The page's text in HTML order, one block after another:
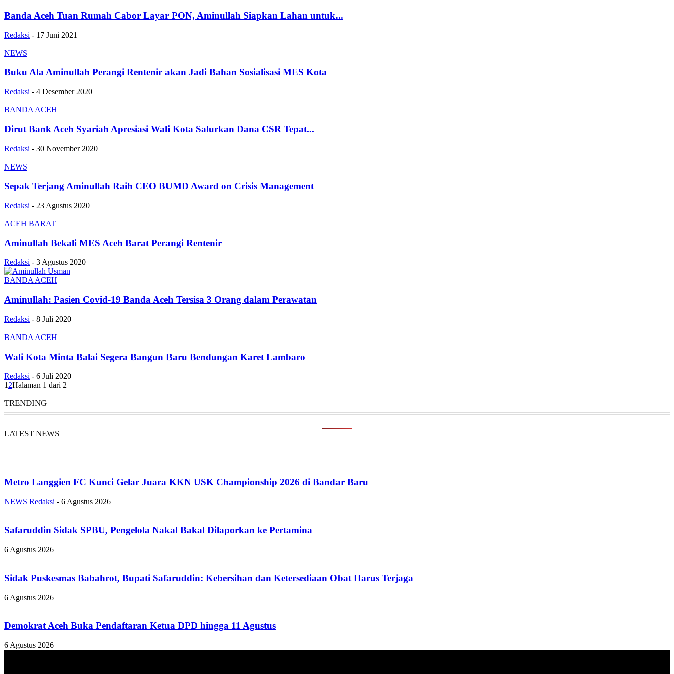
Banda Aceh Tuan Rumah Cabor Layar PON, Aminullah Siapkan Lahan untuk...
Redaksi - 17 Juni 2021
NEWS
Buku Ala Aminullah Perangi Rentenir akan Jadi Bahan Sosialisasi MES Kota
Redaksi - 4 Desember 2020
BANDA ACEH
Dirut Bank Aceh Syariah Apresiasi Wali Kota Salurkan Dana CSR Tepat...
Redaksi - 30 November 2020
NEWS
Sepak Terjang Aminullah Raih CEO BUMD Award on Crisis Management
Redaksi - 23 Agustus 2020
ACEH BARAT
Aminullah Bekali MES Aceh Barat Perangi Rentenir
Redaksi - 3 Agustus 2020
BANDA ACEH
Aminullah: Pasien Covid-19 Banda Aceh Tersisa 3 Orang dalam Perawatan
Redaksi - 8 Juli 2020
BANDA ACEH
Wali Kota Minta Balai Segera Bangun Baru Bendungan Karet Lambaro
Redaksi - 6 Juli 2020
1 2Halaman 1 dari 2
TRENDING
LATEST NEWS
Metro Langgien FC Kunci Gelar Juara KKN USK Championship 2026 di Bandar Baru
NEWS Redaksi - 6 Agustus 2026
Safaruddin Sidak SPBU, Pengelola Nakal Bakal Dilaporkan ke Pertamina
6 Agustus 2026
Sidak Puskesmas Babahrot, Bupati Safaruddin: Kebersihan dan Ketersediaan Obat Harus Terjaga
6 Agustus 2026
Demokrat Aceh Buka Pendaftaran Ketua DPD hingga 11 Agustus
6 Agustus 2026